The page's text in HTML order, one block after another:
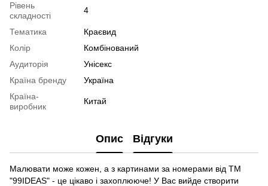
Рівень
складності
4
Тематика
Краєвид
Колір
Комбінований
Аудиторія
Унісекс
Країна бренду
Україна
Країна-
виробник
Китай
Опис Відгуки
Малювати може кожен, а з картинами за номерами від ТМ
"99IDEAS" - це цікаво і захоплююче! У Вас вийде створити